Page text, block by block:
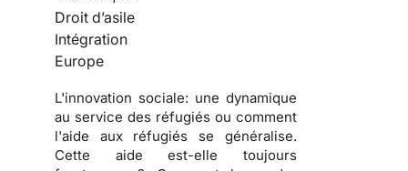
Droit d’asile
Intégration
Europe
L'innovation sociale: une dynamique
au service des réfugiés ou comment
l'aide aux réfugiés se généralise.
Cette aide est-elle toujours